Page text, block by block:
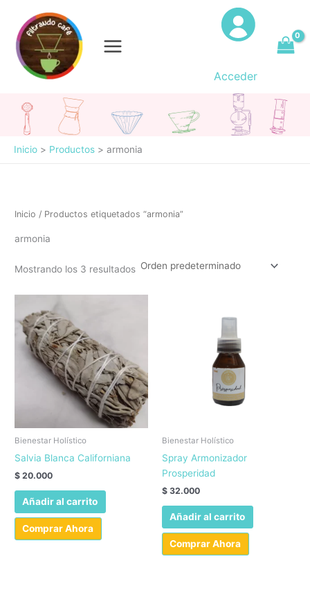
contenido
Acceder
Inicio Productos armonia
Inicio / Productos etiquetados “armonia”
armonia
Mostrando los 3 resultados
Bienestar Holístico
Salvia Blanca Californiana
$ 20.000
Añadir al carrito
Comprar Ahora
Bienestar Holístico
Spray Armonizador
Prosperidad
$ 32.000
Añadir al carrito
Comprar Ahora